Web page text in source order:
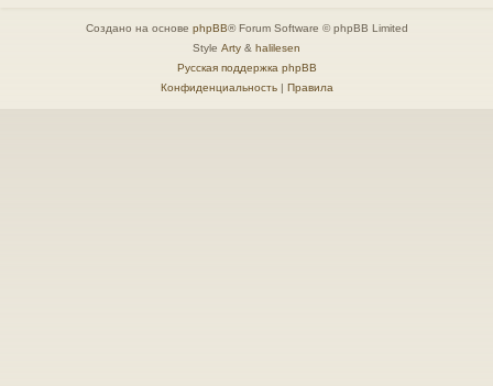
Создано на основе phpBB® Forum Software © phpBB Limited
Style Arty & halilesen
Русская поддержка phpBB
Конфиденциальность| Правила